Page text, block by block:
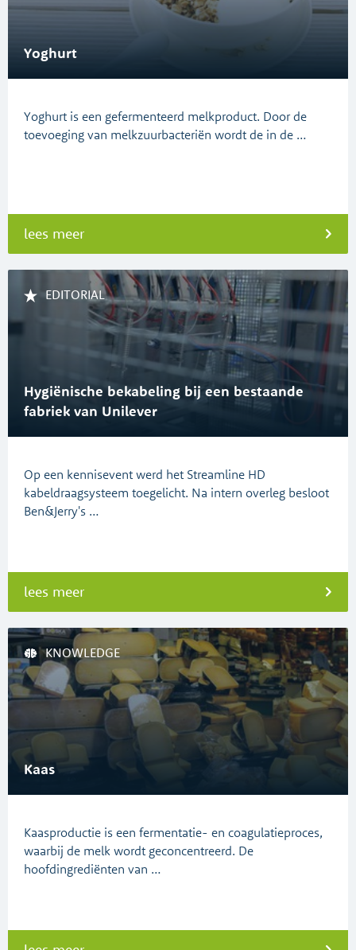
Yoghurt
Yoghurt is een gefermenteerd melkproduct. Door de
toevoeging van melkzuurbacteriën wordt de in de …
lees meer
EDITORIAL
Hygiënische bekabeling bij een bestaande
fabriek van Unilever
Op een kennisevent werd het Streamline HD
kabeldraagsysteem toegelicht. Na intern overleg besloot
Ben&Jerry's …
lees meer
KNOWLEDGE
Kaas
Kaasproductie is een fermentatie- en coagulatieproces,
waarbij de melk wordt geconcentreerd. De
hoofdingrediënten van …